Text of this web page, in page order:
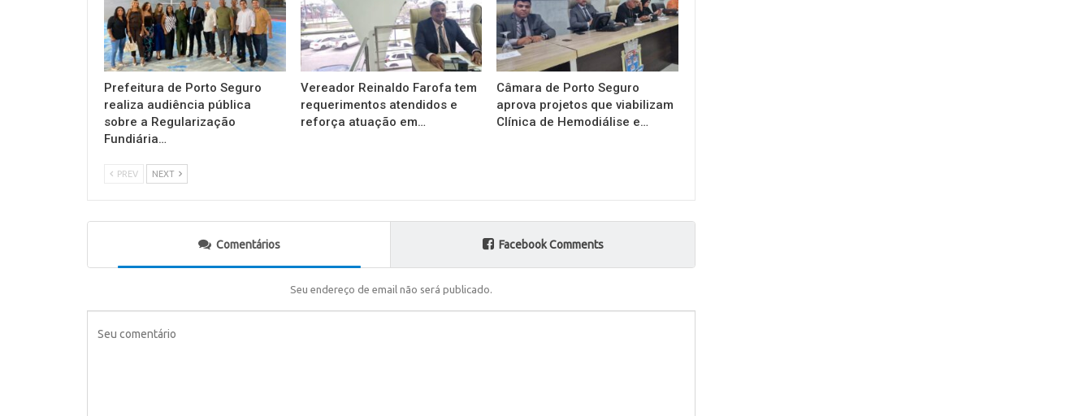
Prefeitura de Porto Seguro
realiza audiência pública
sobre a Regularização
Fundiária…
Vereador Reinaldo Farofa tem
requerimentos atendidos e
reforça atuação em…
Câmara de Porto Seguro
aprova projetos que viabilizam
Clínica de Hemodiálise e…
PREV NEXT
Comentários Facebook Comments
Seu endereço de email não será publicado.